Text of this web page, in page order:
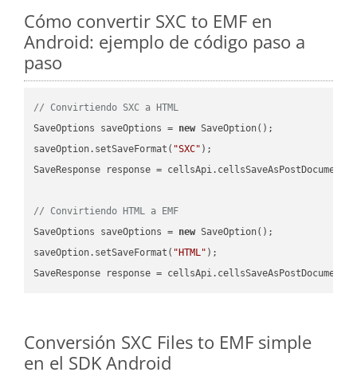
Cómo convertir SXC to EMF en
Android: ejemplo de código paso a
paso
// Convirtiendo SXC a HTML
SaveOptions saveOptions = new SaveOption();
saveOption.setSaveFormat( "SXC" );
SaveResponse response =
// Convirtiendo HTML a EMF
SaveOptions saveOptions = new SaveOption();
saveOption.setSaveFormat( "HTML" );
SaveResponse response =
Conversión SXC Files to EMF simple
en el SDK Android